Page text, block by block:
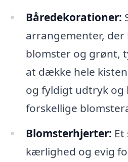
Båredekorationer:
arrangementer,
blomster og grønt,
at dække hele
og fyldigt udtryk og
forskellige
Blomsterhjerter:
kærlighed og evig